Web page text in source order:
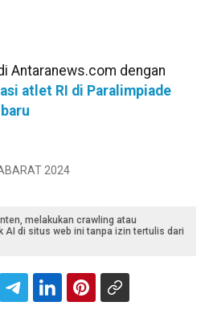
Antaranews.com dengan
atlet RI di Paralimpiade
2024
melakukan crawling atau
AI di situs web ini tanpa izin tertulis dari